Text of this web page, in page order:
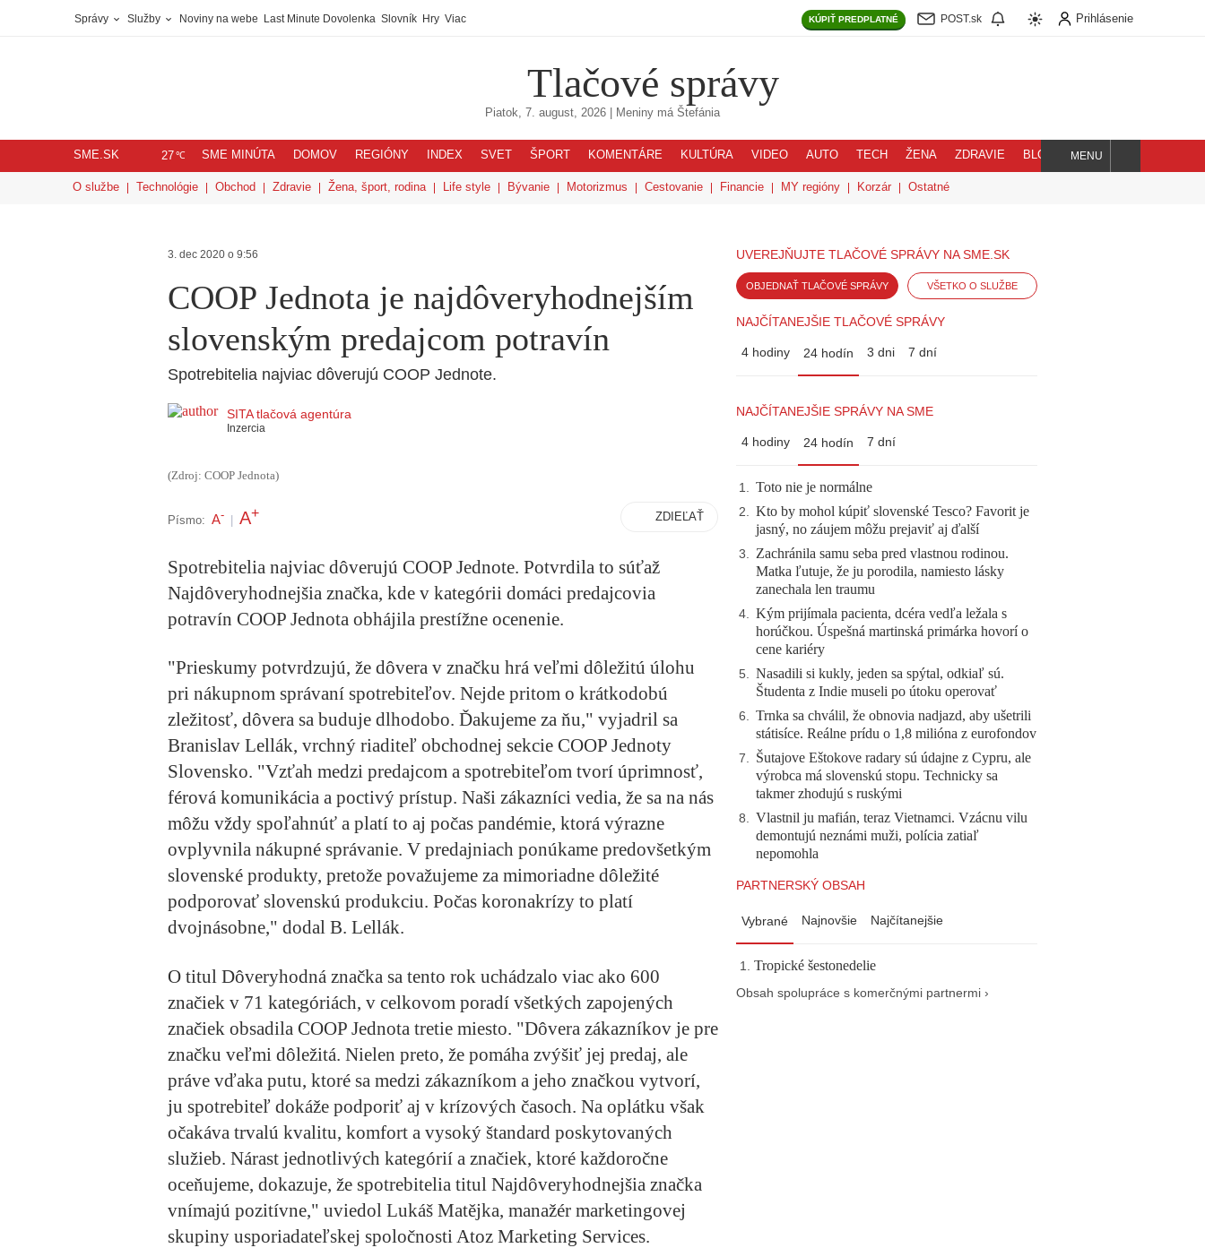
Správy Služby Noviny na webe Last Minute Dovolenka Slovník Hry Viac KÚPIŤ PREDPLATNÉ POST.sk Prihlásenie
Tlačové správy
Piatok, 7. august, 2026 | Meniny má Štefánia
SME.SK 27℃ SME MINÚTA DOMOV REGIÓNY INDEX SVET ŠPORT KOMENTÁRE KULTÚRA VIDEO AUTO TECH ŽENA ZDRAVIE BLOG
Hľadaj
MENU
O službe Technológie Obchod Zdravie Žena, šport, rodina Life style Bývanie Motorizmus Cestovanie Financie MY regióny Korzár Ostatné
3. dec 2020 o 9:56
COOP Jednota je najdôveryhodnejším
slovenským predajcom potravín
Spotrebitelia najviac dôverujú COOP Jednote.
SITA tlačová agentúra
Inzercia
(Zdroj: COOP Jednota)
Písmo: A- A+ ZDIEĽAŤ
Spotrebitelia najviac dôverujú COOP Jednote. Potvrdila to súťaž
Najdôveryhodnejšia značka, kde v kategórii domáci predajcovia
potravín COOP Jednota obhájila prestížne ocenenie.
"Prieskumy potvrdzujú, že dôvera v značku hrá veľmi dôležitú úlohu
pri nákupnom správaní spotrebiteľov. Nejde pritom o krátkodobú
zležitosť, dôvera sa buduje dlhodobo. Ďakujeme za ňu," vyjadril sa
Branislav Lellák, vrchný riaditeľ obchodnej sekcie COOP Jednoty
Slovensko. "Vzťah medzi predajcom a spotrebiteľom tvorí úprimnosť,
férová komunikácia a poctivý prístup. Naši zákazníci vedia, že sa na nás
môžu vždy spoľahnúť a platí to aj počas pandémie, ktorá výrazne
ovplyvnila nákupné správanie. V predajniach ponúkame predovšetkým
slovenské produkty, pretože považujeme za mimoriadne dôležité
podporovať slovenskú produkciu. Počas koronakrízy to platí
dvojnásobne," dodal B. Lellák.
O titul Dôveryhodná značka sa tento rok uchádzalo viac ako 600
značiek v 71 kategóriách, v celkovom poradí všetkých zapojených
značiek obsadila COOP Jednota tretie miesto. "Dôvera zákazníkov je pre
značku veľmi dôležitá. Nielen preto, že pomáha zvýšiť jej predaj, ale
práve vďaka putu, ktoré sa medzi zákazníkom a jeho značkou vytvorí,
ju spotrebiteľ dokáže podporiť aj v krízových časoch. Na oplátku však
očakáva trvalú kvalitu, komfort a vysoký štandard poskytovaných
služieb. Nárast jednotlivých kategórií a značiek, ktoré každoročne
oceňujeme, dokazuje, že spotrebitelia titul Najdôveryhodnejšia značka
vnímajú pozitívne," uviedol Lukáš Matějka, manažér marketingovej
skupiny usporiadateľskej spoločnosti Atoz Marketing Services.
UVEREJŇUJTE TLAČOVÉ SPRÁVY NA SME.SK
OBJEDNAŤ TLAČOVÉ SPRÁVY VŠETKO O SLUŽBE
NAJČÍTANEJŠIE TLAČOVÉ SPRÁVY
4 hodiny 24 hodín 3 dni 7 dní
NAJČÍTANEJŠIE SPRÁVY NA SME
4 hodiny 24 hodín 7 dní
1. Toto nie je normálne
2. Kto by mohol kúpiť slovenské Tesco? Favorit je
jasný, no záujem môžu prejaviť aj ďalší
3. Zachránila samu seba pred vlastnou rodinou.
Matka ľutuje, že ju porodila, namiesto lásky
zanechala len traumu
4. Kým prijímala pacienta, dcéra vedľa ležala s
horúčkou. Úspešná martinská primárka hovorí o
cene kariéry
5. Nasadili si kukly, jeden sa spýtal, odkiaľ sú.
Študenta z Indie museli po útoku operovať
6. Trnka sa chválil, že obnovia nadjazd, aby ušetrili
státisíce. Reálne prídu o 1,8 milióna z eurofondov
7. Šutajove Eštokove radary sú údajne z Cypru, ale
výrobca má slovenskú stopu. Technicky sa
takmer zhodujú s ruskými
8. Vlastnil ju mafián, teraz Vietnamci. Vzácnu vilu
demontujú neznámi muži, polícia zatiaľ
nepomohla
PARTNERSKÝ OBSAH
Vybrané Najnovšie Najčítanejšie
Tropické šestonedelie
Obsah spolupráce s komerčnými partnermi ›